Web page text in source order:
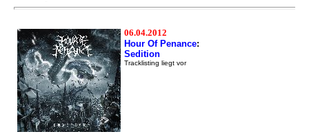
06.04.2012
Hour Of Penance:
Sedition
Tracklisting liegt vor